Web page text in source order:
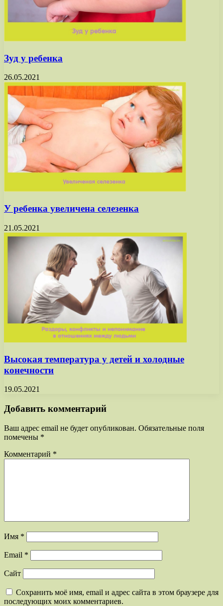
Зуд у ребенка
26.05.2021
У ребенка увеличена селезенка
21.05.2021
Высокая температура у детей и холодные
конечности
19.05.2021
Добавить комментарий
Ваш адрес email не будет опубликован. Обязательные поля
помечены *
Комментарий *
Имя *
Email *
Сайт
Сохранить моё имя, email и адрес сайта в этом браузере для
последующих моих комментариев.